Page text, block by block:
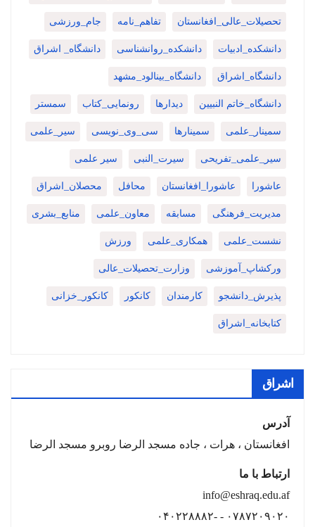
تحصیلات_عالی_افغانستان تفاهم_نامه جام_ورزشی
دانشکده_ادبیات دانشکده_روانشناسی دانشگاه_ اشراق
دانشگاه_اشراق دانشگاه_بینالود_مشهد
دانشگاه_خاتم النبیین دیدارها رونمایی_کتاب سمستر
سمینار_علمی سمینارها سی_وی_نویسی سیر_علمی
سیر_علمی_تفریحی سیرت_النبی سیر علمی
عاشورا عاشورا_افغانستان محافل محصلان_اشراق
مدیریت_فرهنگی مسابقه معاون_علمی منابع_بشری
نشست_علمی همکاری_علمی ورزش
ورکشاپ_آموزشی وزارت_تحصیلات_عالی
پذیرش_دانشجو کارمندان کانکور کانکور_خزانی
کتابخانه_اشراق
اشراق
آدرس
افغانستان ، هرات ، جاده مسجد الرضا روبرو مسجد الرضا
ارتباط با ما
info@eshraq.edu.af
۰۷۸۷۲۰۹۰۲۰ - -۰۴۰۲۲۸۸۸۲